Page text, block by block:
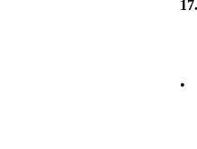
17.
•